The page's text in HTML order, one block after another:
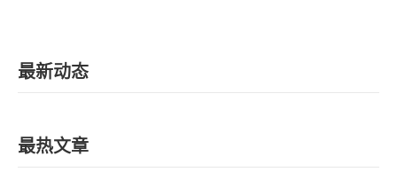
最新动态
最热文章